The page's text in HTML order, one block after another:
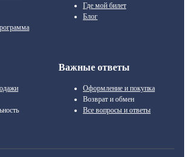
Где мой билет
Блог
Важные ответы
Оформление и покупка
Возврат и обмен
Все вопросы и ответы